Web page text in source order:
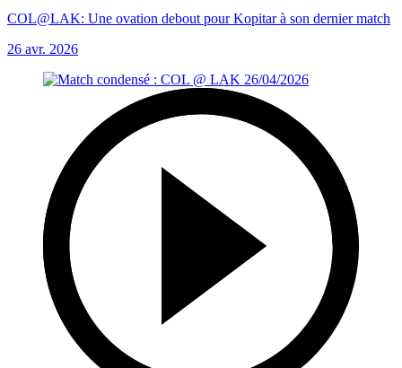
COL@LAK: Une ovation debout pour Kopitar à son dernier match
26 avr. 2026